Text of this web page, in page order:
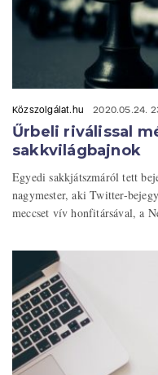
Közszolgálat.hu 2020.05.24.
Űrbeli riválissal
sakkvilágbajnok
Egyedi sakkjátszmáról tett
nagymester, aki Twitter-
meccset vív honfitársával, a